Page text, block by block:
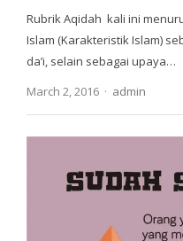
Rubrik Aqidah kali ini
Islam (Karakteristik Islam)
da’i, selain sebagai upaya…
March 2, 2016
Author
admin